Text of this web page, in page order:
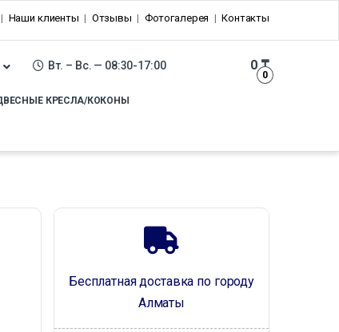
Наши клиенты Отзывы Фотогалерея Контакты
Вт. – Вс. — 08:30-17:00
0
0₸
КРЕСЛА/КОКОНЫ
Бесплатная доставка по городу
Алматы